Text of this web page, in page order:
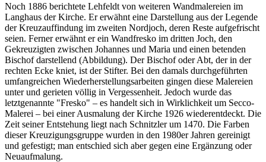
Noch 1886 berichtete Lehfeldt von weiteren Wandmalereien im
Langhaus der Kirche. Er erwähnt eine Darstellung aus der Legende
der Kreuzauffindung im zweiten Nordjoch, deren Reste aufgefrischt
seien. Ferner erwähnt er ein Wandfresko im dritten Joch, den
Gekreuzigten zwischen Johannes und Maria und einen betenden
Bischof darstellend (Abbildung). Der Bischof oder Abt, der in der
rechten Ecke kniet, ist der Stifter. Bei den damals durchgeführten
umfangreichen Wiederherstellungsarbeiten gingen diese Malereien
unter und gerieten völlig in Vergessenheit. Jedoch wurde das
letztgenannte "Fresko" – es handelt sich in Wirklichkeit um Secco-
Malerei – bei einer Ausmalung der Kirche 1926 wiederentdeckt. Die
Zeit seiner Entstehung liegt nach Schnitzler um 1470. Die Farben
dieser Kreuzigungsgruppe wurden in den 1980er Jahren gereinigt
und gefestigt; man entschied sich aber gegen eine Ergänzung oder
Neuaufmalung.